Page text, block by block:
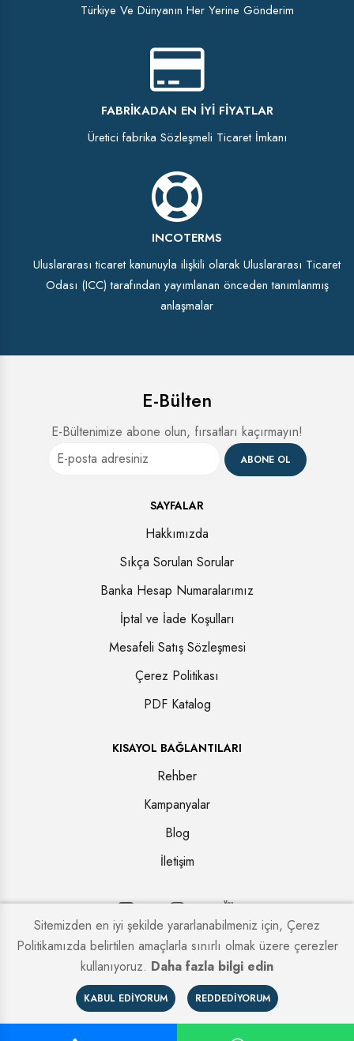
Türkiye Ve Dünyanın Her Yerine Gönderim
FABRIKADAN EN İYI FIYATLAR
Üretici fabrika Sözleşmeli Ticaret İmkanı
INCOTERMS
Uluslararası ticaret kanunuyla ilişkili olarak Uluslararası Ticaret
Odası (ICC) tarafından yayımlanan önceden tanımlanmış
anlaşmalar
E-Bülten
E-Bültenimize abone olun, fırsatları kaçırmayın!
ABONE OL
SAYFALAR
Hakkımızda
Sıkça Sorulan Sorular
Banka Hesap Numaralarımız
İptal ve İade Koşulları
Mesafeli Satış Sözleşmesi
Çerez Politikası
PDF Katalog
KISAYOL BAĞLANTILARI
Rehber
Kampanyalar
Blog
İletişim
Copyright © 2026. Tüm hakları saklıdır.Kapi Firmaları
Sitemizden en iyi şekilde yararlanabilmeniz için, Çerez
Politikamızda belirtilen amaçlarla sınırlı olmak üzere çerezler
kullanıyoruz. Daha fazla bilgi edin
KABUL EDIYORUM REDDEDIYORUM